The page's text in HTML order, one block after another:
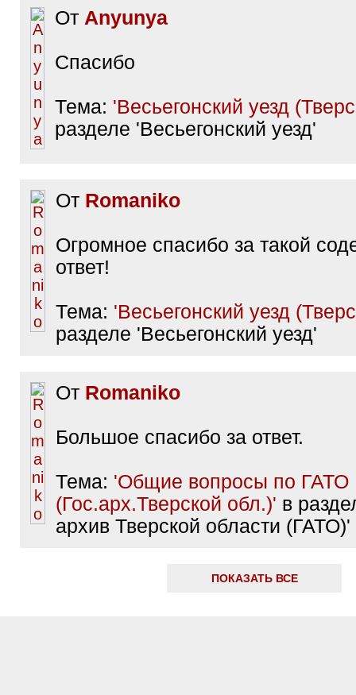
От Anyunya
Спасибо
Тема: 'Весьегонский уезд
разделе 'Весьегонский уезд'
От Romaniko
Огромное спасибо за такой
ответ!
Тема: 'Весьегонский уезд
разделе 'Весьегонский уезд'
От Romaniko
Большое спасибо за ответ.
Тема: 'Общие вопросы по ГАТО
(Гос.арх.Тверской обл.)' в
архив Тверской области (ГАТО)'
ПОКАЗАТЬ ВСЕ